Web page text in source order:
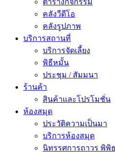
ตารางกิจกรรม
คลังวีดีโอ
คลังรูปภาพ
บริการสถานที่
บริการจัดเลี้ยง
พิธีหมั้น
ประชุม / สัมมนา
ร้านค้า
สินค้าและโปรโมชั่น
ห้องสมุด
ประวัติความเป็นมา
บริการห้องสมุด
นิทรรศการถาวร พิ